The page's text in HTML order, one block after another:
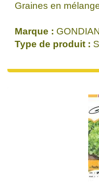
Graines en
Marque :
Type de produit :